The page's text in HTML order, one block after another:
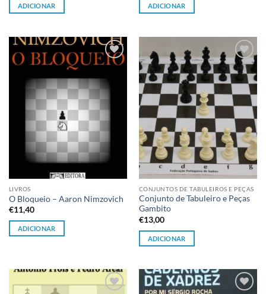
ADICIONAR ADICIONAR
Adicionar
LIVROS
O Bloqueio – Aaron Nimzovich
€11,40
ADICIONAR
Adicionar
à lista de
desejos
CONJUNTOS DE TABULEIROS E PEÇAS
Conjunto de Tabuleiro e Peças
Gambito
€13,00
ADICIONAR